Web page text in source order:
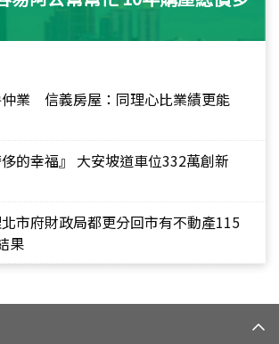
業 信義房屋：同理心比業績更能
的幸福』 大安坡道車位332萬創新
市府財政局都更分回市有不動產115
果